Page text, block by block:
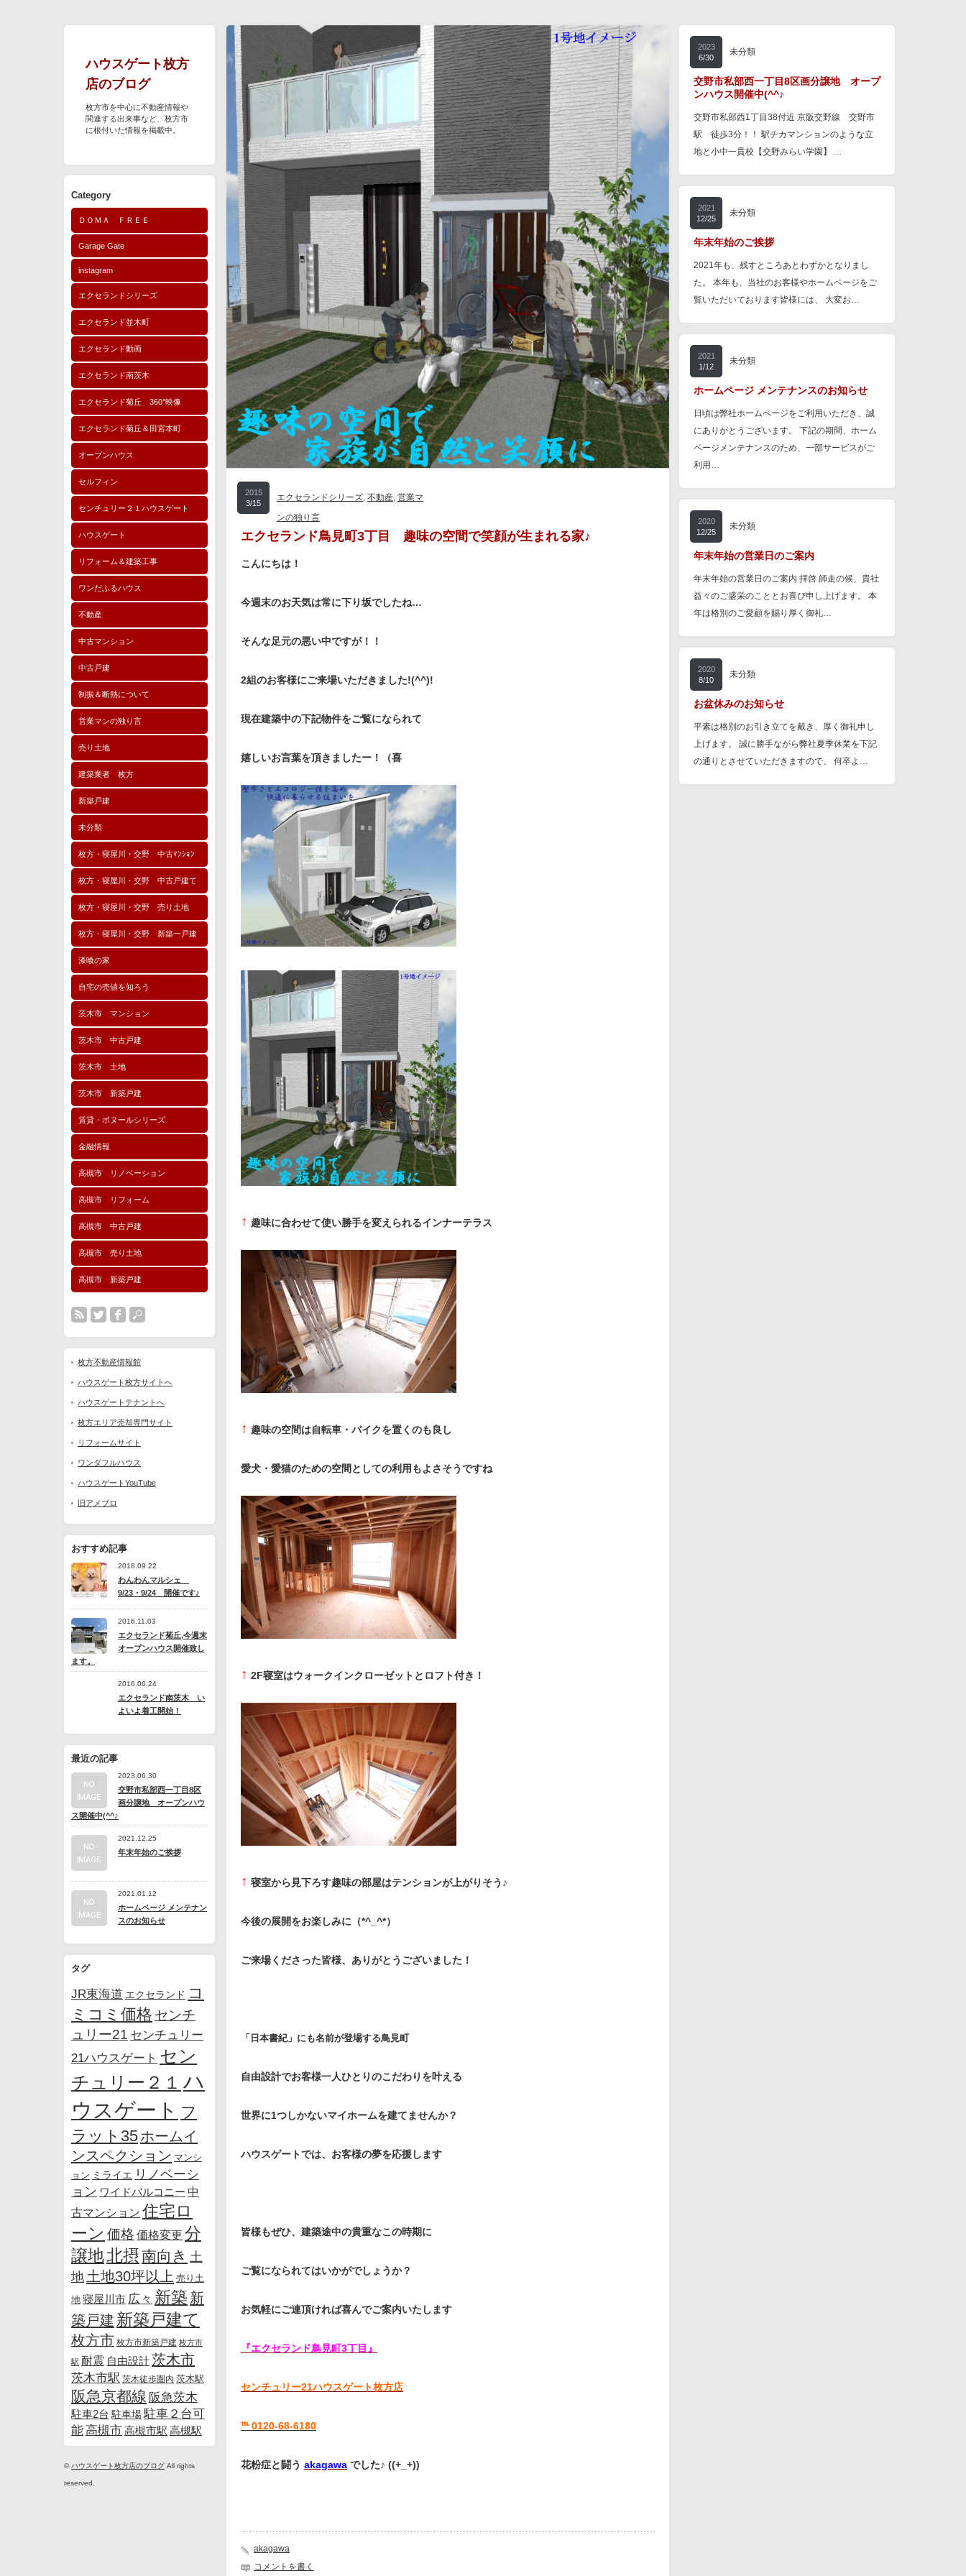
ハウスゲート枚方
店のブログ
枚方市を中心に不動産情報や
関連する出来事など、枚方市
に根付いた情報を掲載中。
Category
ＤＯＭＡ ＦＲＥＥ
Garage Gate
instagram
エクセランドシリーズ
エクセランド並木町
エクセランド動画
エクセランド南茨木
エクセランド菊丘 360°映像
エクセランド菊丘＆田宮本町
オープンハウス
セルフィン
センチュリー２１ハウスゲート
ハウスゲート
リフォーム＆建築工事
ワンだふるハウス
不動産
中古マンション
中古戸建
制振＆断熱について
営業マンの独り言
売り土地
建築業者 枚方
新築戸建
未分類
枚方・寝屋川・交野 中古ﾏﾝｼｮﾝ
枚方・寝屋川・交野 中古戸建て
枚方・寝屋川・交野 売り土地
枚方・寝屋川・交野 新築一戸建
漆喰の家
自宅の売値を知ろう
茨木市 マンション
茨木市 中古戸建
茨木市 土地
茨木市 新築戸建
賃貸・ボヌールシリーズ
金融情報
高槻市 リノベーション
高槻市 リフォーム
高槻市 中古戸建
高槻市 売り土地
高槻市 新築戸建
枚方不動産情報館
ハウスゲート枚方サイトへ
ハウスゲートテナントへ
枚方エリア売却専門サイト
リフォームサイト
ワンダフルハウス
ハウスゲートYouTube
旧アメブロ
おすすめ記事
2018.09.22
わんわんマルシェ
9/23・9/24 開催です♪
2016.11.03
エクセランド菊丘,今週末
オープンハウス開催致し
ます。
2016.06.24
エクセランド南茨木 い
よいよ着工開始！
最近の記事
2023.06.30
交野市私部西一丁目8区
画分譲地 オープンハウ
ス開催中(^^♪
2021.12.25
年末年始のご挨拶
2021.01.12
ホームページ メンテナン
スのお知らせ
タグ
JR東海道 エクセランド コ
ミコミ価格 センチ
ュリー21 センチュリー
21ハウスゲート セン
チュリー２１ ハ
ウスゲート フ
ラット35ホームイ
ンスペクション マンシ
ョン ミライエ リノベーシ
ョン ワイドバルコニー 中
古マンション 住宅ロ
ーン 価格 価格変更 分
譲地北摂南向き 土
地 土地30坪以上 売り土
地 寝屋川市 広々 新築 新
築戸建 新築戸建て
枚方市 枚方市新築戸建 枚方市
駅 耐震 自由設計茨木市
茨木市駅 茨木徒歩圏内 茨木駅
阪急京都線 阪急茨木
駐車2台 駐車場駐車２台可
能高槻市高槻市駅 高槻駅
©ハウスゲート枚方店のブログ All rights
reserved.
2015
3/15
エクセランドシリーズ, 不動産, 営業マ
ンの独り言
エクセランド鳥見町3丁目 趣味の空間で笑顔が生まれる家♪
こんにちは！
今週末のお天気は常に下り坂でしたね…
そんな足元の悪い中ですが！！
2組のお客様にご来場いただきました!(^^)!
現在建築中の下記物件をご覧になられて
嬉しいお言葉を頂きましたー！（喜
↑ 趣味に合わせて使い勝手を変えられるインナーテラス
↑ 趣味の空間は自転車・バイクを置くのも良し
愛犬・愛猫のための空間としての利用もよさそうですね
↑ 2F寝室はウォークインクローゼットとロフト付き！
↑ 寝室から見下ろす趣味の部屋はテンションが上がりそう♪
今後の展開をお楽しみに（*^_^*）
ご来場くださった皆様、ありがとうございました！
「日本書紀」にも名前が登場する鳥見町
自由設計でお客様一人ひとりのこだわりを叶える
世界に1つしかないマイホームを建てませんか？
ハウスゲートでは、お客様の夢を応援します
皆様もぜひ、建築途中の貴重なこの時期に
ご覧になられてはいかがでしょうか？
お気軽にご連頂ければ喜んでご案内いたします
『エクセランド鳥見町3丁目』
センチュリー21ハウスゲート枚方店
℡ 0120-68-6180
花粉症と闘う akagawa でした♪ ((+_+))
akagawa
コメントを書く
2023
6/30
未分類
交野市私部西一丁目8区画分譲地 オープ
ンハウス開催中(^^♪
交野市私部西1丁目38付近 京阪交野線 交野市
駅 徒歩3分！！ 駅チカマンションのような立
地と小中一貫校【交野みらい学園】 …
2021
12/25
未分類
年末年始のご挨拶
2021年も、残すところあとわずかとなりまし
た。 本年も、当社のお客様やホームページをご
覧いただいております皆様には、 大変お…
2021
1/12
未分類
ホームページ メンテナンスのお知らせ
日頃は弊社ホームページをご利用いただき、誠
にありがとうございます。 下記の期間、ホーム
ページメンテナンスのため、一部サービスがご
利用…
2020
12/25
未分類
年末年始の営業日のご案内
年末年始の営業日のご案内 拝啓 師走の候、貴社
益々のご盛栄のこととお喜び申し上げます。 本
年は格別のご愛顧を賜り厚く御礼…
2020
8/10
未分類
お盆休みのお知らせ
平素は格別のお引き立てを戴き、厚く御礼申し
上げます。 誠に勝手ながら弊社夏季休業を下記
の通りとさせていただきますので、 何卒よ…